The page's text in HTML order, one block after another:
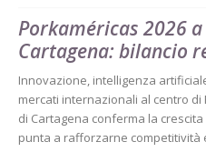
Porkaméricas 2026 a
Cartagena: bilancio
Innovazione, intelligenza
mercati internazionali al centro di
di Cartagena conferma la
punta a rafforzarne competitività